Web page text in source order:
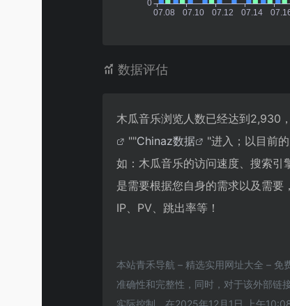
数据评估
木瓜音乐浏览人数已经达到2,930
""Chinaz数据
"进入；以目前
如：木瓜音乐的访问速度、搜索引
是需要根据您自身的需求以及需
IP、PV、跳出率等！
本站青禾导航 – 精选实用网址大全 – 免
准确性和完整性，同时，对于该外部链
实际控制，在2025年12月1日 上午